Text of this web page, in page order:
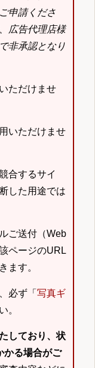
申請くださ
広告代理店様
非承認となり
ただけませ
いただけませ
合するサイ
した用途では
ご送付（Web
ページのURL
ます。
必ず「 写真ギ
。
しており、状
かる場合がご